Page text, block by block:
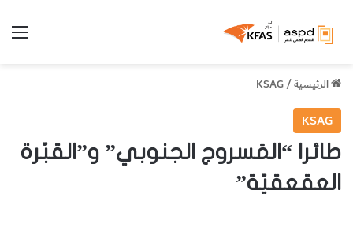
الرئيسية/
KSAG
KSAG
طائرا “المَسروج الجنوبي” و”القبّرة
العقعقيّة”